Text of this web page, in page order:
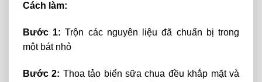
Cách làm:
Bước 1: Trộn các nguyên liệu đã chuẩn bị trong
một bát nhỏ
Bước 2: Thoa tảo biển sữa chua đều khắp mặt và